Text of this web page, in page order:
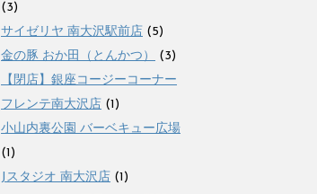
(3)
サイゼリヤ 南大沢駅前店 (5)
金の豚 おか田（とんかつ）
(3)
【閉店】銀座コージーコーナー
フレンテ南大沢店 (1)
小山内裏公園 バーベキュー広場
(1)
Jスタジオ 南大沢店 (1)